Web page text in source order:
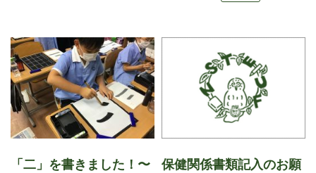
「二」を書きました！〜
保健関係書類記入のお願